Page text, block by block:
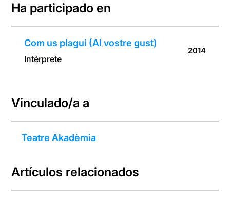
Ha participado en
Com us plagui (Al vostre gust)
Intérprete
2014
Vinculado/a a
Teatre Akadèmia
Artículos relacionados